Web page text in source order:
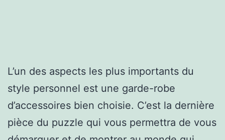
L’un des aspects les plus importants du
style personnel est une garde-robe
d’accessoires bien choisie. C’est la dernière
pièce du puzzle qui vous permettra de vous